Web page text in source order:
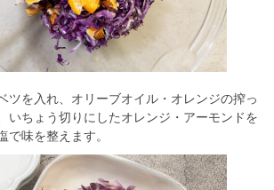
を入れ、オリーブオイル・オレンジの搾っ
いちょう切りにしたオレンジ・アーモンドを
で味を整えます。